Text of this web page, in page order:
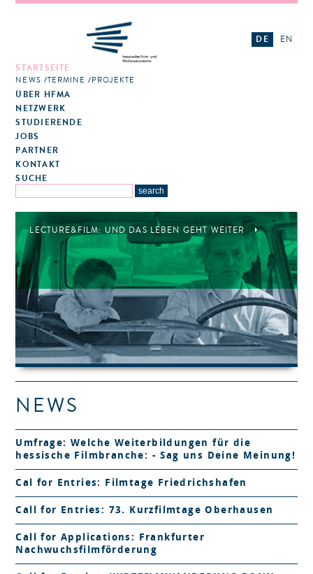
STARTSEITE
NEWS TERMINE PROJEKTE
ÜBER HFMA
NETZWERK
STUDIERENDE
JOBS
PARTNER
KONTAKT
SUCHE
DE EN
LECTURE&FILM: UND DAS LEBEN GEHT WEITER
NEWS
Umfrage: Welche Weiterbildungen für die
hessische Filmbranche: - Sag uns Deine Meinung!
Cal for Entries: Filmtage Friedrichshafen
Call for Entries: 73. Kurzfilmtage Oberhausen
Call for Applications: Frankfurter
Nachwuchsfilmförderung